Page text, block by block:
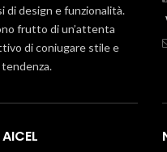
di design e funzionalità.
frutto di un’attenta
di coniugare stile e